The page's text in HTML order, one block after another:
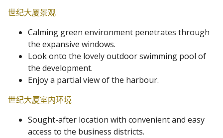
世纪大厦景观
Calming green environment penetrates through
the expansive windows.
Look onto the lovely outdoor swimming pool of
the development.
Enjoy a partial view of the harbour.
世纪大厦室内环境
Sought-after location with convenient and easy
access to the business districts.